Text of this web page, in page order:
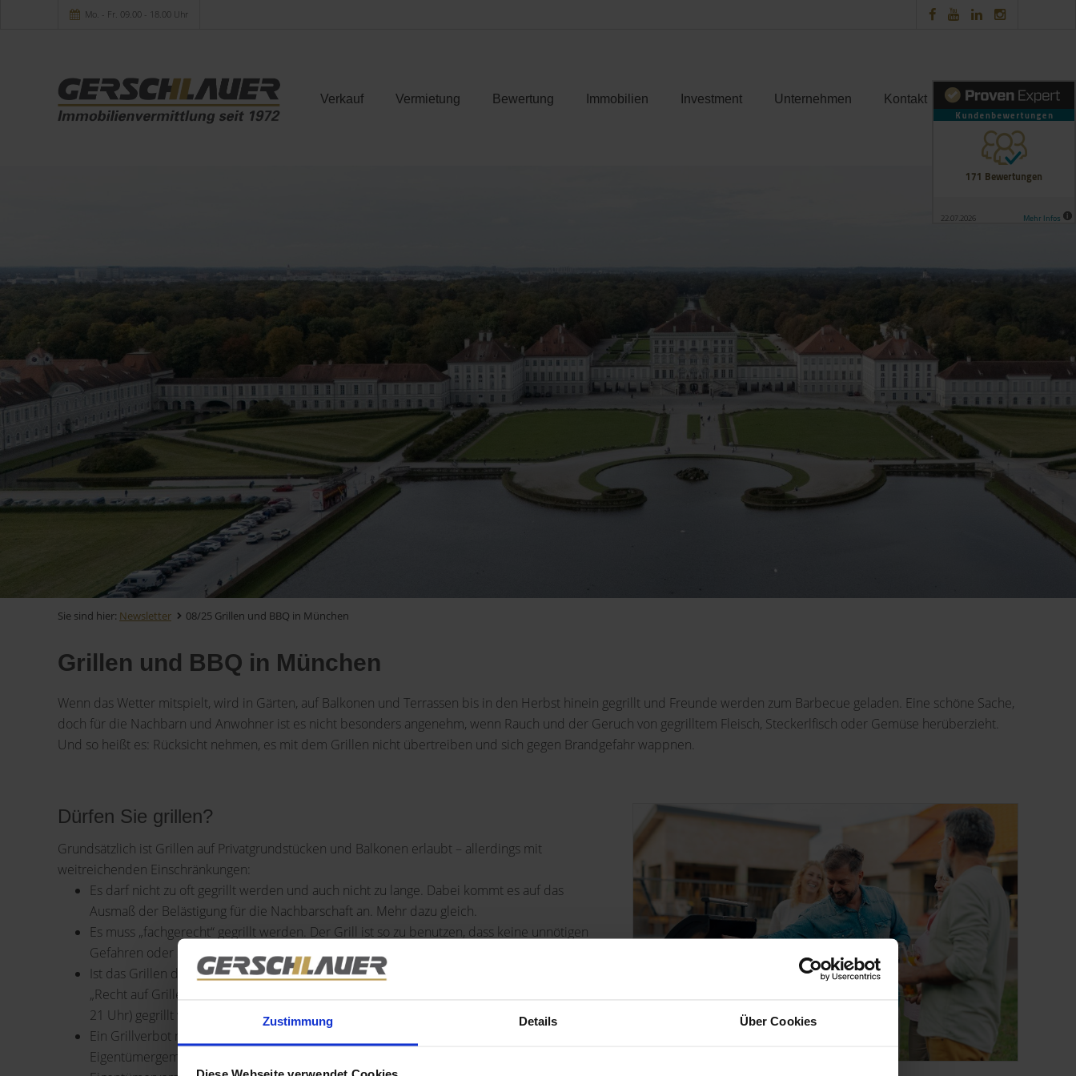
Zustimmung Details Über Cookies
Mo. - Fr. 09.00 - 18.00 Uhr
Verkauf Vermietung Bewertung Immobilien Investment Unternehmen Kontakt
Sie sind hier: Newsletter 08/25 Grillen und BBQ in München
Grillen und BBQ in München
Wenn das Wetter mitspielt, wird in Gärten, auf Balkonen und Terrassen bis in den Herbst hinein gegrillt und Freunde werden zum Barbecue geladen. Eine schöne Sache,
doch für die Nachbarn und Anwohner ist es nicht besonders angenehm, wenn Rauch und der Geruch von gegrilltem Fleisch, Steckerlfisch oder Gemüse herüberzieht.
Und so heißt es: Rücksicht nehmen, es mit dem Grillen nicht übertreiben und sich gegen Brandgefahr wappnen.
Dürfen Sie grillen?
Grundsätzlich ist Grillen auf Privatgrundstücken und Balkonen erlaubt – allerdings mit
weitreichenden Einschränkungen:
Es darf nicht zu oft gegrillt werden und auch nicht zu lange. Dabei kommt es auf das
Ausmaß der Belästigung für die Nachbarschaft an. Mehr dazu gleich.
Es muss „fachgerecht“ gegrillt werden. Der Grill ist so zu benutzen, dass keine unnötigen
Gefahren oder Schäden für Nachbarn, Gebäude oder Umwelt entstehen.
Ist das Grillen durch die Hausordnung untersagt, müssen Sie sich daran halten. Es gibt kein
„Recht auf Grillen“. Die Hausordnung kann auch regeln, wo, wie oft und wie lange (z.B. bis
21 Uhr) gegrillt werden darf.
Ein Grillverbot muss nicht ausdrücklich in der Hausordnung stehen. Die
Eigentümergemeinschaft kann dies auch durch einen einfachen Mehrheitsbeschluss in der